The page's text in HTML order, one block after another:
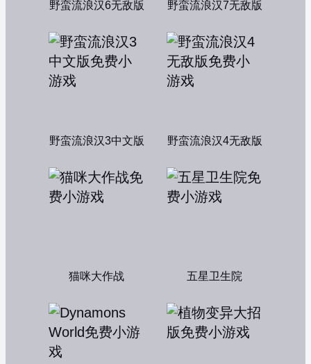
野蛮流浪汉6无敌版 野蛮流浪汉7无敌版
野蛮流浪汉3中文版 野蛮流浪汉4无敌版
猫咪大作战 五星卫生院